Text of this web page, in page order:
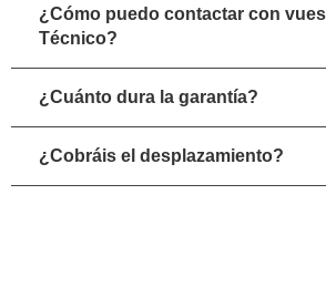
¿Cómo puedo contactar con
Técnico?
¿Cuánto dura la garantía?
¿Cobráis el desplazamiento?